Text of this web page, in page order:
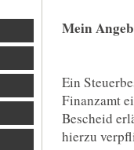
Mein
Ein
Finanzamt
Bescheid
hierzu